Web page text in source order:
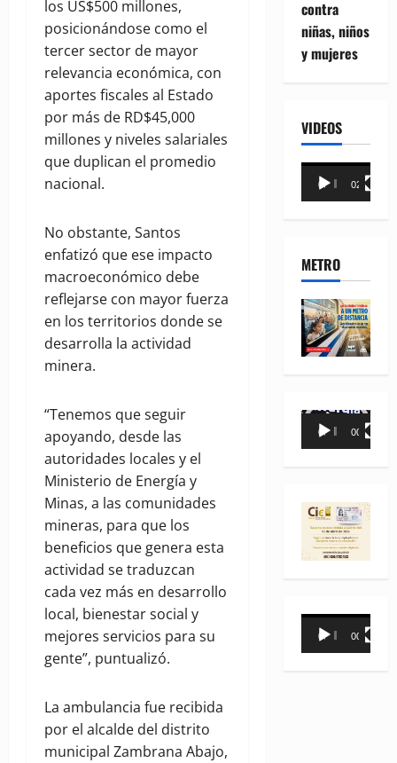
los US$500 millones,
posicionándose como el
tercer sector de mayor
relevancia económica, con
aportes fiscales al Estado
por más de RD$45,000
millones y niveles salariales
que duplican el promedio
nacional.
No obstante, Santos
enfatizó que ese impacto
macroeconómico debe
reflejarse con mayor fuerza
en los territorios donde se
desarrolla la actividad
minera.
“Tenemos que seguir
apoyando, desde las
autoridades locales y el
Ministerio de Energía y
Minas, a las comunidades
mineras, para que los
beneficios que genera esta
actividad se traduzcan
cada vez más en desarrollo
local, bienestar social y
mejores servicios para su
gente”, puntualizó.
La ambulancia fue recibida
por el alcalde del distrito
municipal Zambrana Abajo,
contra
niñas, niños
y mujeres
VIDEOS
Reproductor
00:00 02:18
METRO
Reproductor
00:00 00:35
Reproductor
00:00 00:31